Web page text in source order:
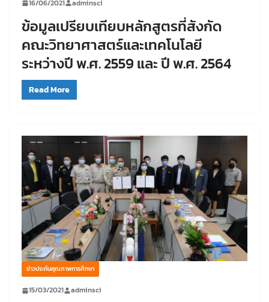
16/06/2021 adminsci
ข้อมูลเปรียบเทียบหลักสูตรที่สังกัด
คณะวิทยาศาสตร์และเทคโนโลยี
ระหว่างปี พ.ศ. 2559 และ ปี พ.ศ. 2564
Read More
ข่าวประกันคุณภาพการศึกษา
15/03/2021 adminsci